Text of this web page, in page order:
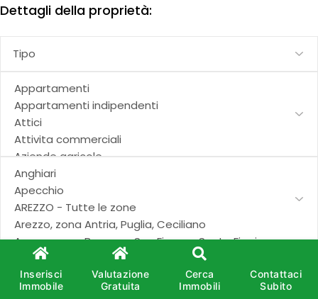
Inserisci
Immobile
Valutazione
Gratuita
Cerca
Immobili
Contattaci
Subito
Dettagli della proprietà:
Dimensioni: